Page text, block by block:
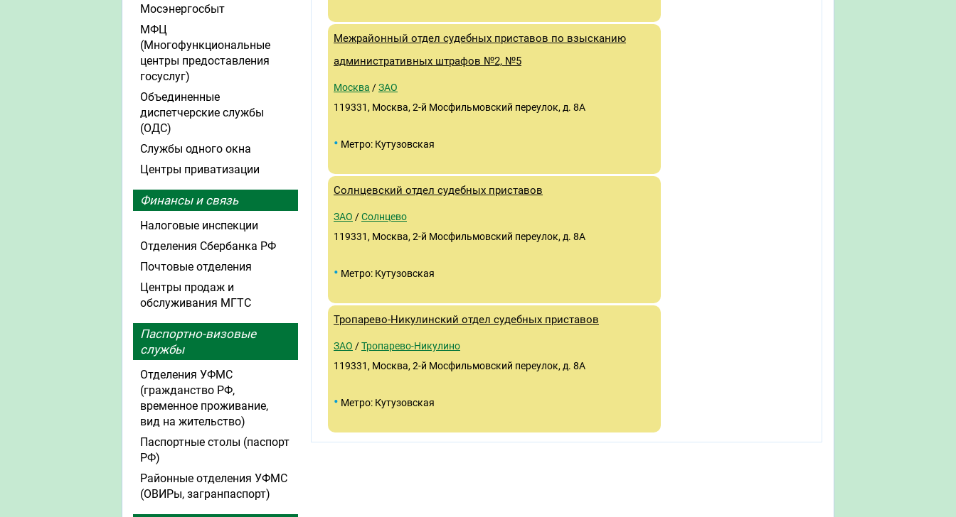
Межрайонный отдел судебных приставов по взысканию
административных штрафов №2, №5
Москва /ЗАО
119331, Москва, 2-й Мосфильмовский переулок, д. 8А
• Метро: Кутузовская
Солнцевский отдел судебных приставов
ЗАО /Солнцево
119331, Москва, 2-й Мосфильмовский переулок, д. 8А
• Метро: Кутузовская
Тропарево-Никулинский отдел судебных приставов
ЗАО /Тропарево-Никулино
119331, Москва, 2-й Мосфильмовский переулок, д. 8А
• Метро: Кутузовская
Мосэнергосбыт
МФЦ
(Многофункциональные
центры предоставления
госуслуг)
Объединенные
диспетчерские службы
(ОДС)
Службы одного окна
Центры приватизации
Финансы и связь
Налоговые инспекции
Отделения Сбербанка РФ
Почтовые отделения
Центры продаж и
обслуживания МГТС
Паспортно-визовые
службы
Отделения УФМС
(гражданство РФ,
временное проживание,
вид на жительство)
Паспортные столы (паспорт
РФ)
Районные отделения УФМС
(ОВИРы, загранпаспорт)